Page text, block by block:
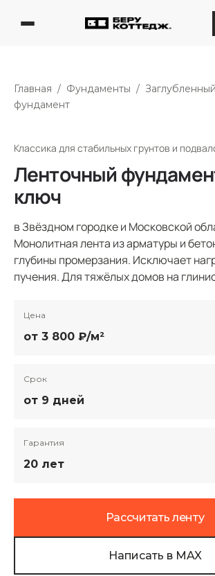
Главная / Фундаменты /
фундамент
Классика для стабильных грунтов и
Ленточный
ключ
в Звёздном городке и Московской
Монолитная лента из арматуры и
глубины промерзания. Исключает
пучения. Для тяжёлых домов на
Цена
от 3 800 ₽/м²
Срок
от 9 дней
Гарантия
20 лет
Рассчитать ленту
Написать в MAX